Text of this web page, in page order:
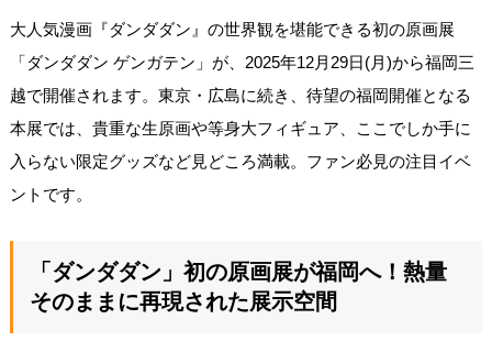
大人気漫画『ダンダダン』の世界観を堪能できる初の原画展
「ダンダダン ゲンガテン」が、2025年12月29日(月)から福岡三
越で開催されます。東京・広島に続き、待望の福岡開催となる
本展では、貴重な生原画や等身大フィギュア、ここでしか手に
入らない限定グッズなど見どころ満載。ファン必見の注目イベ
ントです。
「ダンダダン」初の原画展が福岡へ！熱量
そのままに再現された展示空間